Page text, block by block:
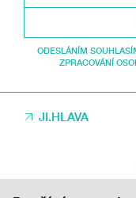
ODESLÁNÍM
ZPRACOVÁNÍ
JI.HLAVA